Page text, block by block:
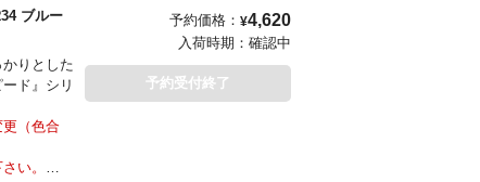
ブルー
りとした
ド』シリ
（色合
い。
予約価格： ¥4,620
入荷時期： 確認中
予約受付終了